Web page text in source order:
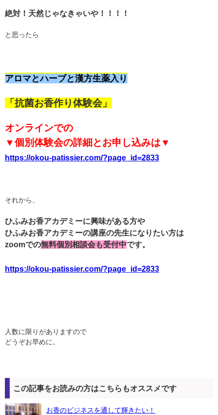
絶対！天然じゃなきゃいや！！！！
と思ったら
アロマとハーブと漢方生薬入り
「抗菌お香作り体験会」
オンラインでの
▼個別体験会の詳細とお申し込みは▼
https://okou-patissier.com/?page_id=2833
それから、
ひふみお香アカデミーに興味がある方や
ひふみお香アカデミーの講座の先生になりたい方は
zoomでの無料個別相談会も受付中です。
https://okou-patissier.com/?page_id=2833
人数に限りがありますので
どうぞお早めに。
この記事をお読みの方はこちらもオススメです
お香のビジネスを通して輝きたい！